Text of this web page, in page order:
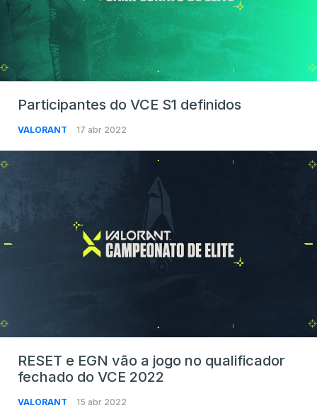
Participantes do VCE S1 definidos
VALORANT 17 abr 2022
RESET e EGN vão a jogo no qualificador
fechado do VCE 2022
VALORANT 15 abr 2022